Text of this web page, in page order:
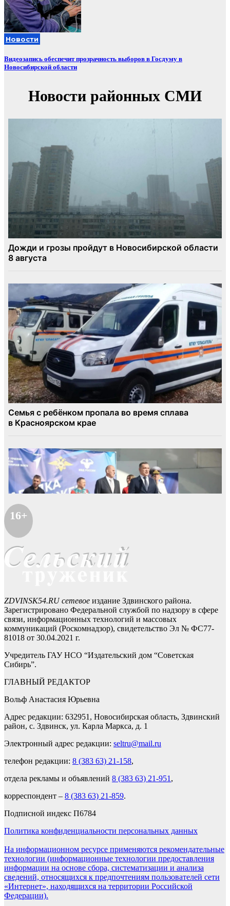
Новости
Видеозапись обеспечит прозрачность выборов в Госдуму в
Новосибирской области
16+
ZDVINSK54.RU сетевое издание Здвинского района.
Зарегистрировано Федеральной службой по надзору в сфере
связи, информационных технологий и массовых
коммуникаций (Роскомнадзор), свидетельство Эл № ФС77-
81018 от 30.04.2021 г.
Учредитель ГАУ НСО “Издательский дом “Советская
Сибирь”.
ГЛАВНЫЙ РЕДАКТОР
Вольф Анастасия Юрьевна
Адрес редакции: 632951, Новосибирская область, Здвинский
район, с. Здвинск, ул. Карла Маркса, д. 1
Электронный адрес редакции: seltru@mail.ru
телефон редакции: 8 (383 63) 21-158,
отдела рекламы и объявлений 8 (383 63) 21-951,
корреспондент – 8 (383 63) 21-859.
Подписной индекс П6784
Политика конфиденциальности персональных данных
На информационном ресурсе применяются рекомендательные
технологии (информационные технологии предоставления
информации на основе сбора, систематизации и анализа
сведений, относящихся к предпочтениям пользователей сети
«Интернет», находящихся на территории Российской
Федерации).